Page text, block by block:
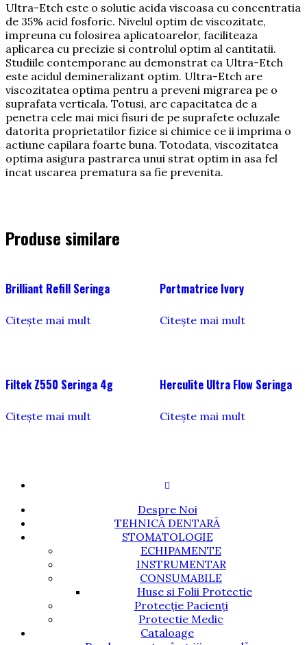
Ultra-Etch este o solutie acida viscoasa cu concentratia
de 35% acid fosforic. Nivelul optim de viscozitate,
impreuna cu folosirea aplicatoarelor, faciliteaza
aplicarea cu precizie si controlul optim al cantitatii.
Studiile contemporane au demonstrat ca Ultra-Etch
este acidul demineralizant optim. Ultra-Etch are
viscozitatea optima pentru a preveni migrarea pe o
suprafata verticala. Totusi, are capacitatea de a
penetra cele mai mici fisuri de pe suprafete ocluzale
datorita proprietatilor fizice si chimice ce ii imprima o
actiune capilara foarte buna. Totodata, viscozitatea
optima asigura pastrarea unui strat optim in asa fel
incat uscarea prematura sa fie prevenita.
Produse similare
Brilliant Refill Seringa
Citește mai mult
Portmatrice Ivory
Citește mai mult
Filtek Z550 Seringa 4g
Citește mai mult
Herculite Ultra Flow Seringa
Citește mai mult
Despre Noi
TEHNICĂ DENTARĂ
STOMATOLOGIE
ECHIPAMENTE
INSTRUMENTAR
CONSUMABILE
Huse si Folii Protectie
Protecție Pacienți
Protectie Medic
Cataloage